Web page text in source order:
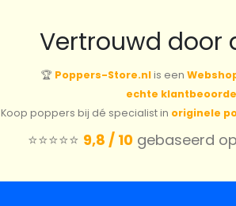
Vertrouwd door
🏆 Poppers-Store.nlis een
echte
Koop poppers bij dé specialist in originele
⭐️⭐️⭐️⭐️⭐️ 9,8 / 10gebaseerd